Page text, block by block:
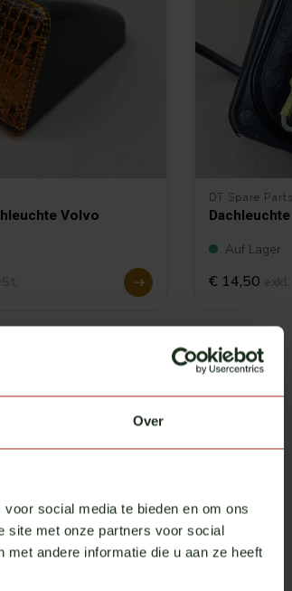
Over
social media te bieden en om ons
site met onze partners voor social
andere informatie die u aan ze heeft
Volvo
DT Spare Parts
Auf Lager
€ 14,50